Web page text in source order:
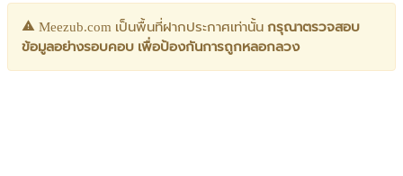
Meezub.com เป็นพื้นที่ฝากประกาศเท่านั้น กรุณาตรวจสอบ
ข้อมูลอย่างรอบคอบ เพื่อป้องกันการถูกหลอกลวง